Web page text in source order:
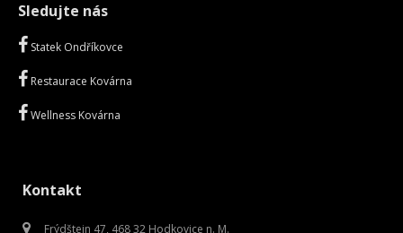
Sledujte nás
Statek Ondříkovce
Restaurace Kovárna
Wellness Kovárna
Kontakt
Frýdštejn 47, 468 32 Hodkovice n. M.